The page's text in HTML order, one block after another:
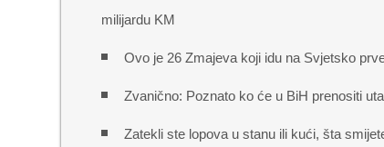
milijardu KM
Ovo je 26 Zmajeva koji idu na Svjetsko
Zvanično: Poznato ko će u BiH prenositi
Zatekli ste lopova u stanu ili kući, šta